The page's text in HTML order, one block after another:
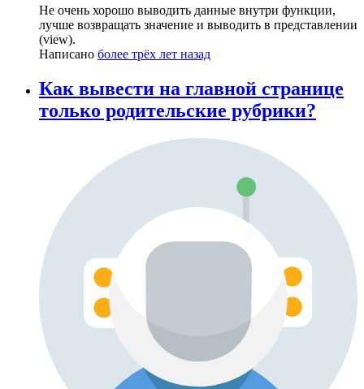
Не очень хорошо выводить данные внутри функции,
лучше возвращать значение и выводить в представлении
(view).
Написано более трёх лет назад
Как вывести на главной странице
только родительские рубрики?